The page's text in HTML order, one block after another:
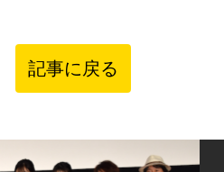
記事に戻る